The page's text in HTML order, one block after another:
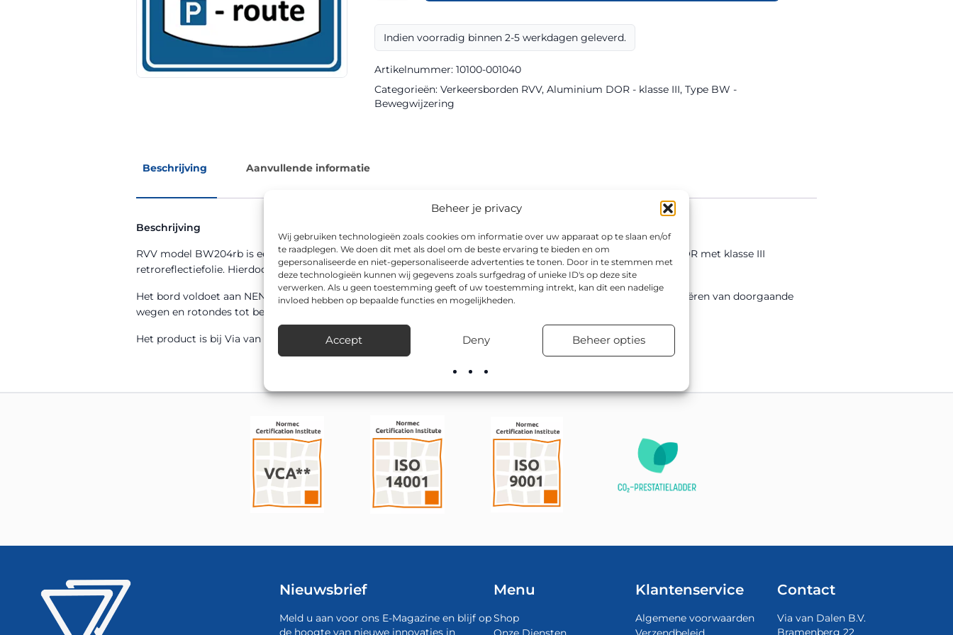
Beheer je privacy
Wij gebruiken technologieën zoals cookies om informatie over uw apparaat op te slaan en/of
te raadplegen. We doen dit met als doel om de beste ervaring te bieden en om
gepersonaliseerde en niet-gepersonaliseerde advertenties te tonen. Door in te stemmen met
deze technologieën kunnen wij gegevens zoals surfgedrag of unieke ID's op deze site
verwerken. Als u geen toestemming geeft of uw toestemming intrekt, kan dit een nadelige
invloed hebben op bepaalde functies en mogelijkheden.
Accept Deny Beheer opties
klasse
aantal
Indien voorradig binnen 2-5 werkdagen geleverd.
Artikelnummer: 10100-001040
Categorieën: Verkeersborden RVV, Aluminium DOR - klasse III, Type BW -
Bewegwijzering
Beschrijving Aanvullende informatie
Beschrijving
RVV model BW204rb is een bewegwijzeringsbord uit het RVV-assortiment van Via van Dalen, uitgevoerd in DOR met klasse III
retroreflectiefolie. Hierdoor blijft het bord ook in het donker en bij slecht weer goed zichtbaar.
Het bord voldoet aan NEN 12899-1 en is CE-gecertificeerd, en is leverbaar in o.a. 600x600mm. Toepassingen variëren van doorgaande
wegen en rotondes tot bedrijventerreinen, schoolzones en woonwijken.
Het product is bij Via van Dalen uit voorraad leverbaar, inclusief advies over de juiste bevestigingsmaterialen.
Nieuwsbrief
Meld u aan voor ons E-Magazine en blijf op
de hoogte van nieuwe innovaties in
Menu
Shop
Klantenservice
Algemene voorwaarden
Contact
Via van Dalen B.V.
Bramenberg 22